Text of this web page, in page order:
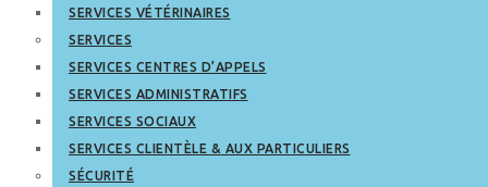
SERVICES VÉTÉRINAIRES
SERVICES
SERVICES CENTRES D’APPELS
SERVICES ADMINISTRATIFS
SERVICES SOCIAUX
SERVICES CLIENTÈLE & AUX PARTICULIERS
SÉCURITÉ